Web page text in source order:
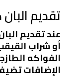
تقديم
عند تقديم
أو شراب
الفواكه
الإضافات